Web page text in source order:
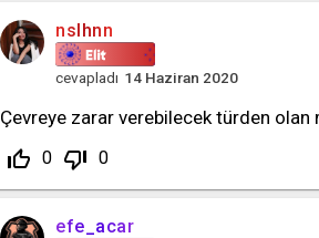
nslhnn
cevapladı 14 Haziran 2020
Çevreye zarar verebilecek türden
thumb_up_off_alt 0 thumb_down_off_alt 0
efe_acar